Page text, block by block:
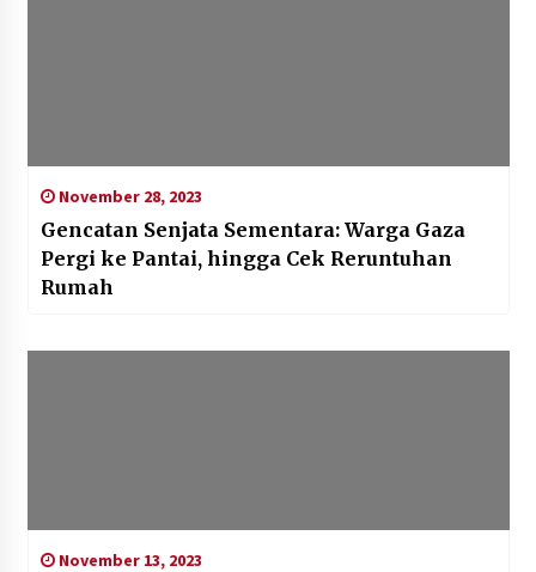
November 28, 2023
Gencatan Senjata Sementara: Warga Gaza
Pergi ke Pantai, hingga Cek Reruntuhan
Rumah
November 13, 2023